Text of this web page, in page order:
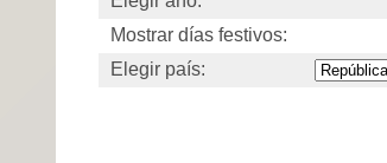
Mostrar días festivos:
Elegir país: